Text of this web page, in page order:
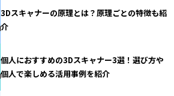
3Dスキャナーの原理とは？原理ごとの特徴も紹
介
個人におすすめの3Dスキャナー3選！選び方や
個人で楽しめる活用事例を紹介